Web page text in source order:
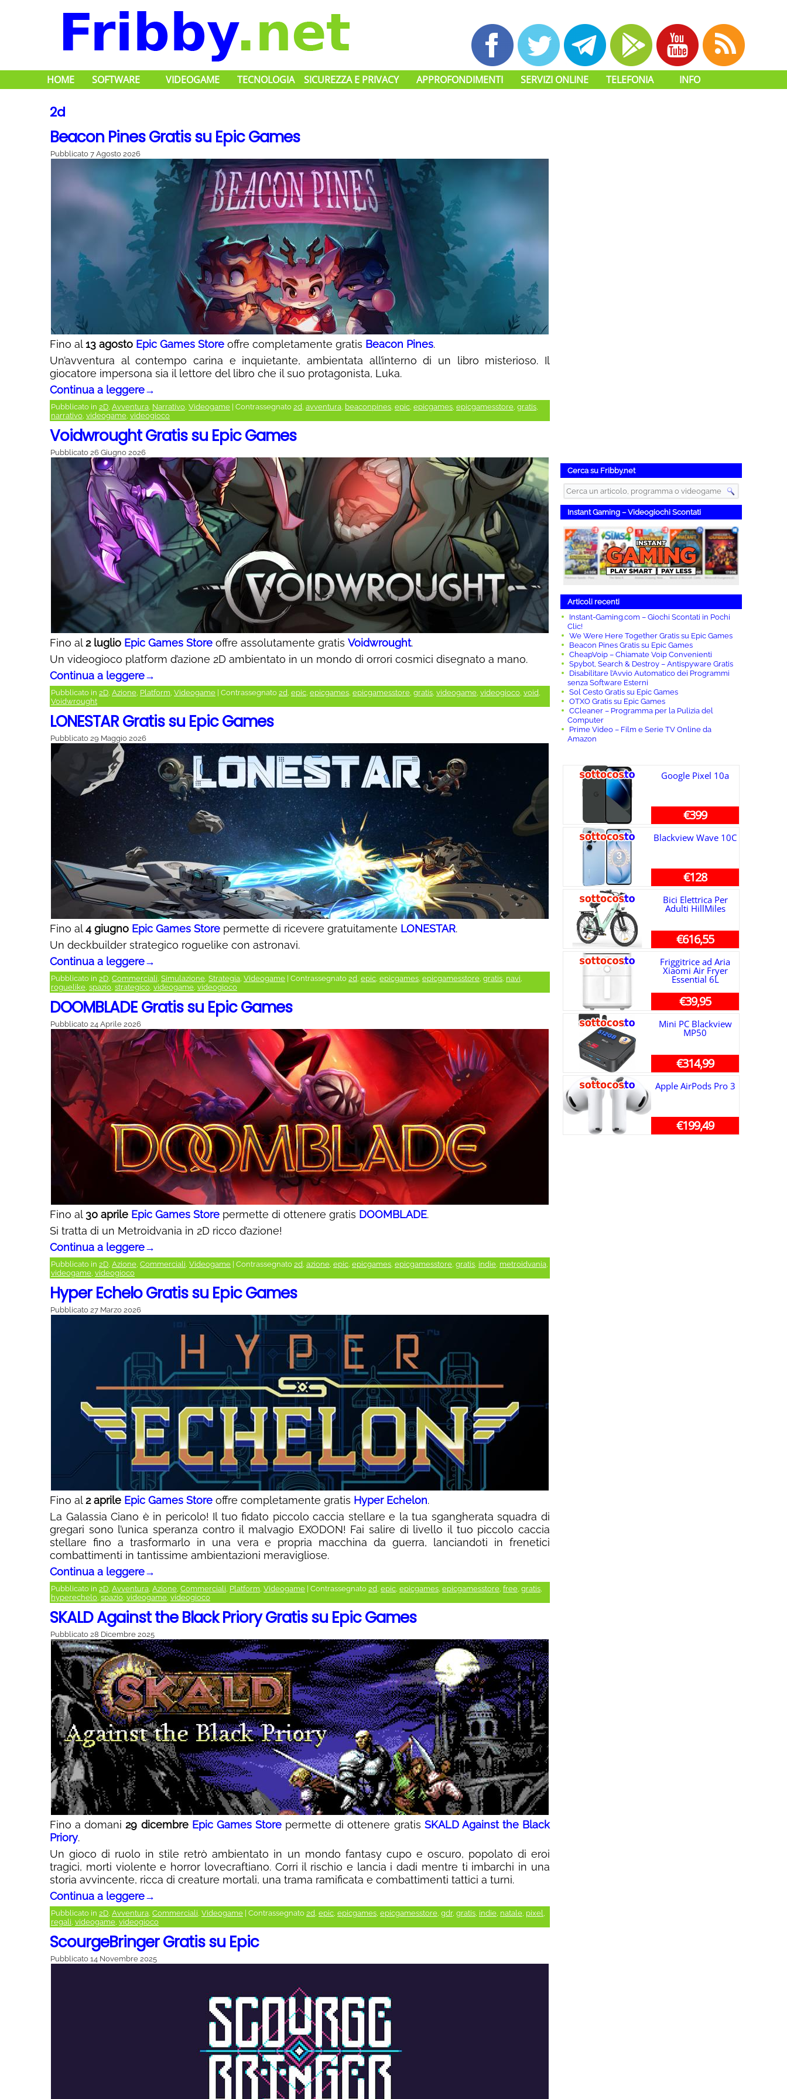
HOME SOFTWARE VIDEOGAME TECNOLOGIA SICUREZZA E PRIVACY APPROFONDIMENTI SERVIZI ONLINE TELEFONIA INFO
2d
Beacon Pines Gratis su Epic Games
Pubblicato 7 Agosto 2026
Fino al13 agosto Epic Games Store offre completamente gratis Beacon Pines.
Un’avventura al contempo carina e inquietante, ambientata all’interno di un libro misterioso. Il
giocatore impersona sia il lettore del libro che il suo protagonista, Luka.
Continua a leggere→
Pubblicato in 2D, Avventura, Narrativo, Videogame Contrassegnato 2d, avventura, beaconpines, epic, epicgames, epicgamesstore, gratis,
narrativo, videogame, videogioco
Voidwrought Gratis su Epic Games
Pubblicato 26 Giugno 2026
Fino al2 luglio Epic Games Store offre assolutamente gratis Voidwrought.
Un videogioco platform d’azione 2D ambientato in un mondo di orrori cosmici disegnato a mano.
Continua a leggere→
Pubblicato in 2D, Azione, Platform, Videogame Contrassegnato 2d, epic, epicgames, epicgamesstore, gratis, videogame, videogioco, void,
Voidwrought
LONESTAR Gratis su Epic Games
Pubblicato 29 Maggio 2026
Fino al4 giugno Epic Games Store permette di ricevere gratuitamente LONESTAR.
Un deckbuilder strategico roguelike con astronavi.
Continua a leggere→
Pubblicato in 2D, Commerciali, Simulazione, Strategia, Videogame Contrassegnato 2d, epic, epicgames, epicgamesstore, gratis, navi,
roguelike, spazio, strategico, videogame, videogioco
DOOMBLADE Gratis su Epic Games
Pubblicato 24 Aprile 2026
Fino al 30 aprile Epic Games Store permette di ottenere gratis DOOMBLADE.
Si tratta di un Metroidvania in 2D ricco d’azione!
Continua a leggere→
Pubblicato in 2D, Azione, Commerciali, Videogame Contrassegnato 2d, azione, epic, epicgames, epicgamesstore, gratis, indie, metroidvania,
videogame, videogioco
Hyper Echelo Gratis su Epic Games
Pubblicato 27 Marzo 2026
Fino al2 aprile Epic Games Store offre completamente gratis Hyper Echelon.
La Galassia Ciano è in pericolo! Il tuo fidato piccolo caccia stellare e la tua sgangherata squadra di
gregari sono l’unica speranza contro il malvagio EXODON! Fai salire di livello il tuo piccolo caccia
stellare fino a trasformarlo in una vera e propria macchina da guerra, lanciandoti in frenetici
combattimenti in tantissime ambientazioni meravigliose.
Continua a leggere→
Pubblicato in 2D, Avventura, Azione, Commerciali, Platform, Videogame Contrassegnato 2d, epic, epicgames, epicgamesstore, free, gratis,
hyperechelo, spazio, videogame, videogioco
SKALD Against the Black Priory Gratis su Epic Games
Pubblicato 28 Dicembre 2025
Fino a domani29 dicembre Epic Games Storepermette di ottenere gratis SKALD Against the Black
Priory.
Un gioco di ruolo in stile retrò ambientato in un mondo fantasy cupo e oscuro, popolato di eroi
tragici, morti violente e horror lovecraftiano. Corri il rischio e lancia i dadi mentre ti imbarchi in una
storia avvincente, ricca di creature mortali, una trama ramificata e combattimenti tattici a turni.
Continua a leggere→
Pubblicato in 2D, Avventura, Commerciali, Videogame Contrassegnato 2d, epic, epicgames, epicgamesstore, gdr, gratis, indie, natale, pixel,
regali, videogame, videogioco
ScourgeBringer Gratis su Epic
Pubblicato 14 Novembre 2025
Cerca su Fribby.net
Instant Gaming – Videogiochi Scontati
Articoli recenti
Instant-Gaming.com – Giochi Scontati in Pochi
Clic!
We Were Here Together Gratis su Epic Games
Beacon Pines Gratis su Epic Games
CheapVoip – Chiamate Voip Convenienti
Spybot, Search & Destroy – Antispyware Gratis
Disabilitare l’Avvio Automatico dei Programmi
senza Software Esterni
Sol Cesto Gratis su Epic Games
OTXO Gratis su Epic Games
CCleaner – Programma per la Pulizia del
Computer
Prime Video – Film e Serie TV Online da
Amazon
Google Pixel 10a
€399
Blackview Wave 10C
€128
Bici Elettrica Per
Adulti HillMiles
€616,55
Friggitrice ad Aria
Xiaomi Air Fryer
Essential 6L
€39,95
Mini PC Blackview
MP50
€314,99
Apple AirPods Pro 3
€199,49